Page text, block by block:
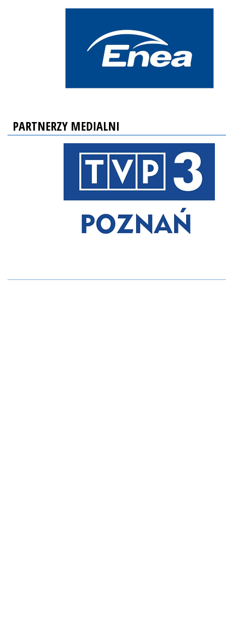
PARTNERZY MEDIALNI